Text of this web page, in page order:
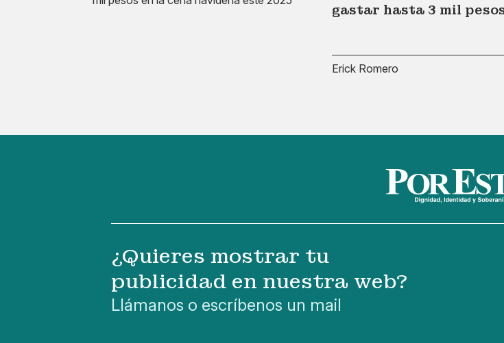
gastar hasta 3 mil
Erick Romero
¿Quieres mostrar tu
publicidad en nuestra web?
Llámanos o escríbenos un mail